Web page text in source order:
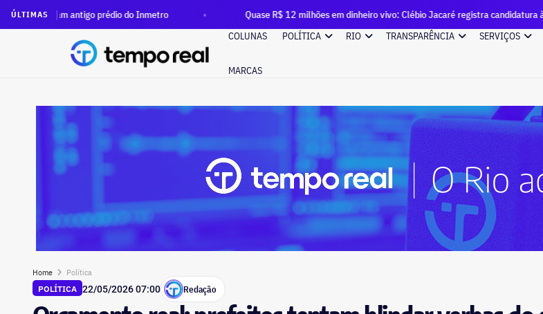
ÚLTIMAS
antigo prédio do Inmetro Quase R$ 12 milhões em dinheiro vivo: Clébio Jacaré registra candidatura à Câmara e
COLUNAS
POLÍTICA RIO TRANSPARÊNCIA SERVIÇOS
MARCAS
Home
Política
POLÍTICA 22/05/2026 07:00 Redação